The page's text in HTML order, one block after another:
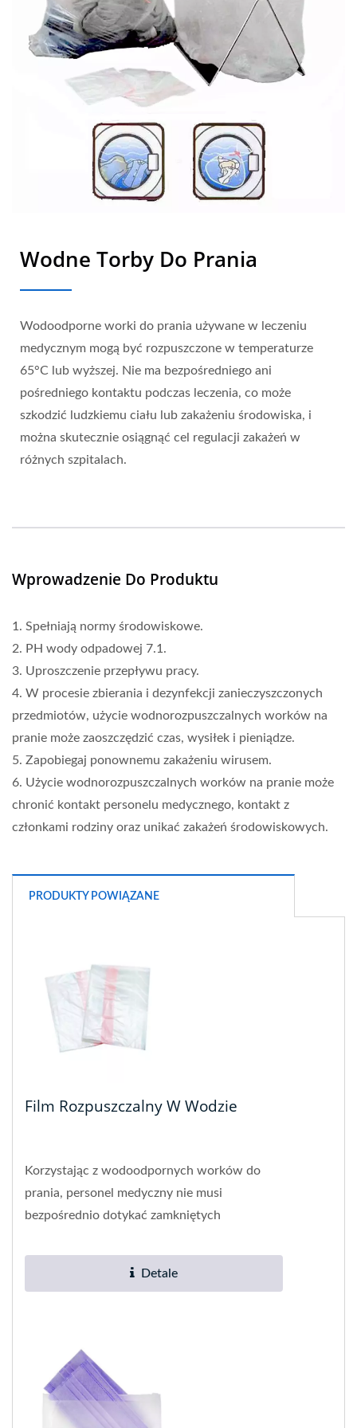
Wodne Torby Do Prania
Wodoodporne worki do prania używane w leczeniu
medycznym mogą być rozpuszczone w temperaturze
65°C lub wyższej. Nie ma bezpośredniego ani
pośredniego kontaktu podczas leczenia, co może
szkodzić ludzkiemu ciału lub zakażeniu środowiska, i
można skutecznie osiągnąć cel regulacji zakażeń w
różnych szpitalach.
Wprowadzenie Do Produktu
1. Spełniają normy środowiskowe.
2. PH wody odpadowej 7.1.
3. Uproszczenie przepływu pracy.
4. W procesie zbierania i dezynfekcji zanieczyszczonych
przedmiotów, użycie wodnorozpuszczalnych worków na
pranie może zaoszczędzić czas, wysiłek i pieniądze.
5. Zapobiegaj ponownemu zakażeniu wirusem.
6. Użycie wodnorozpuszczalnych worków na pranie może
chronić kontakt personelu medycznego, kontakt z
członkami rodziny oraz unikać zakażeń środowiskowych.
PRODUKTY POWIĄZANE
Film Rozpuszczalny W Wodzie
Korzystając z wodoodpornych worków do
prania, personel medyczny nie musi
bezpośrednio dotykać zamkniętych
Detale